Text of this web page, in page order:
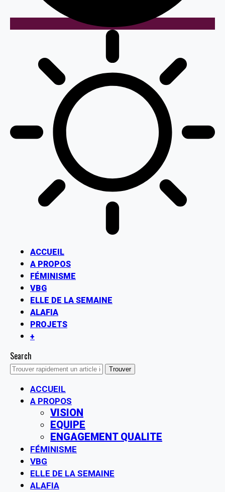
ACCUEIL
A PROPOS
FÉMINISME
VBG
ELLE DE LA SEMAINE
ALAFIA
PROJETS
+
Search
ACCUEIL
A PROPOS
VISION
EQUIPE
ENGAGEMENT QUALITE
FÉMINISME
VBG
ELLE DE LA SEMAINE
ALAFIA